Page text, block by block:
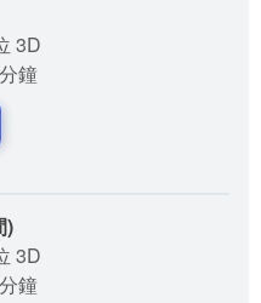
3D
鐘
)
3D
鐘